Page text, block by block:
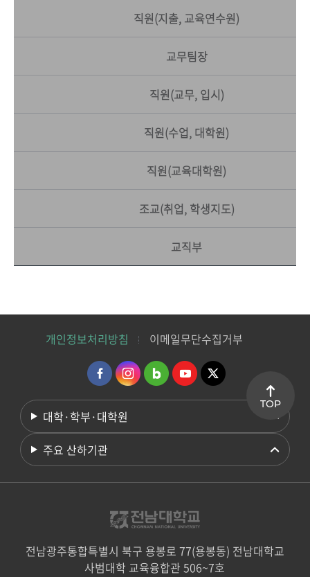
직원(지출, 교육연수원)
교무팀장
직원(교무, 입시)
직원(수업, 대학원)
직원(교육대학원)
조교(취업, 학생지도)
교직부
개인정보처리방침 이메일무단수집거부
대학·학부·대학원
주요 산하기관
전남광주통합특별시 북구 용봉로 77(용봉동) 전남대학교
사범대학 교육융합관 506~7호
TOP